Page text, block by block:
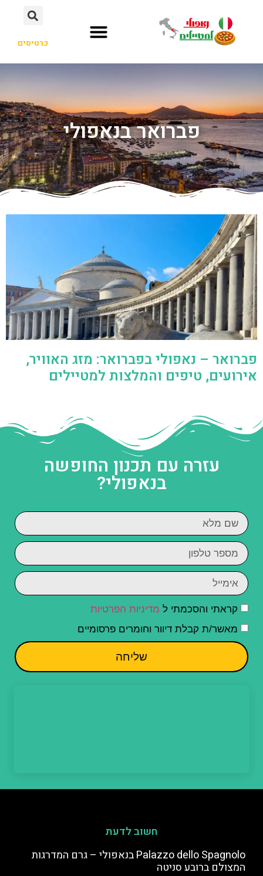
כרטיסים
פברואר בנאפולי
פברואר – נאפולי בפברואר: מזג האוויר,
אירועים, טיפים והמלצות למטיילים
עזרה עם תכנון החופשה
בנאפולי?
קראתי והסכמתי ל מדיניות הפרטיות
מאשר/ת קבלת דיוור וחומרים פרסומיים
שליחה
חשוב לדעת
Palazzo dello Spagnolo בנאפולי – גרם המדרגות
המצולם ברובע סניטה